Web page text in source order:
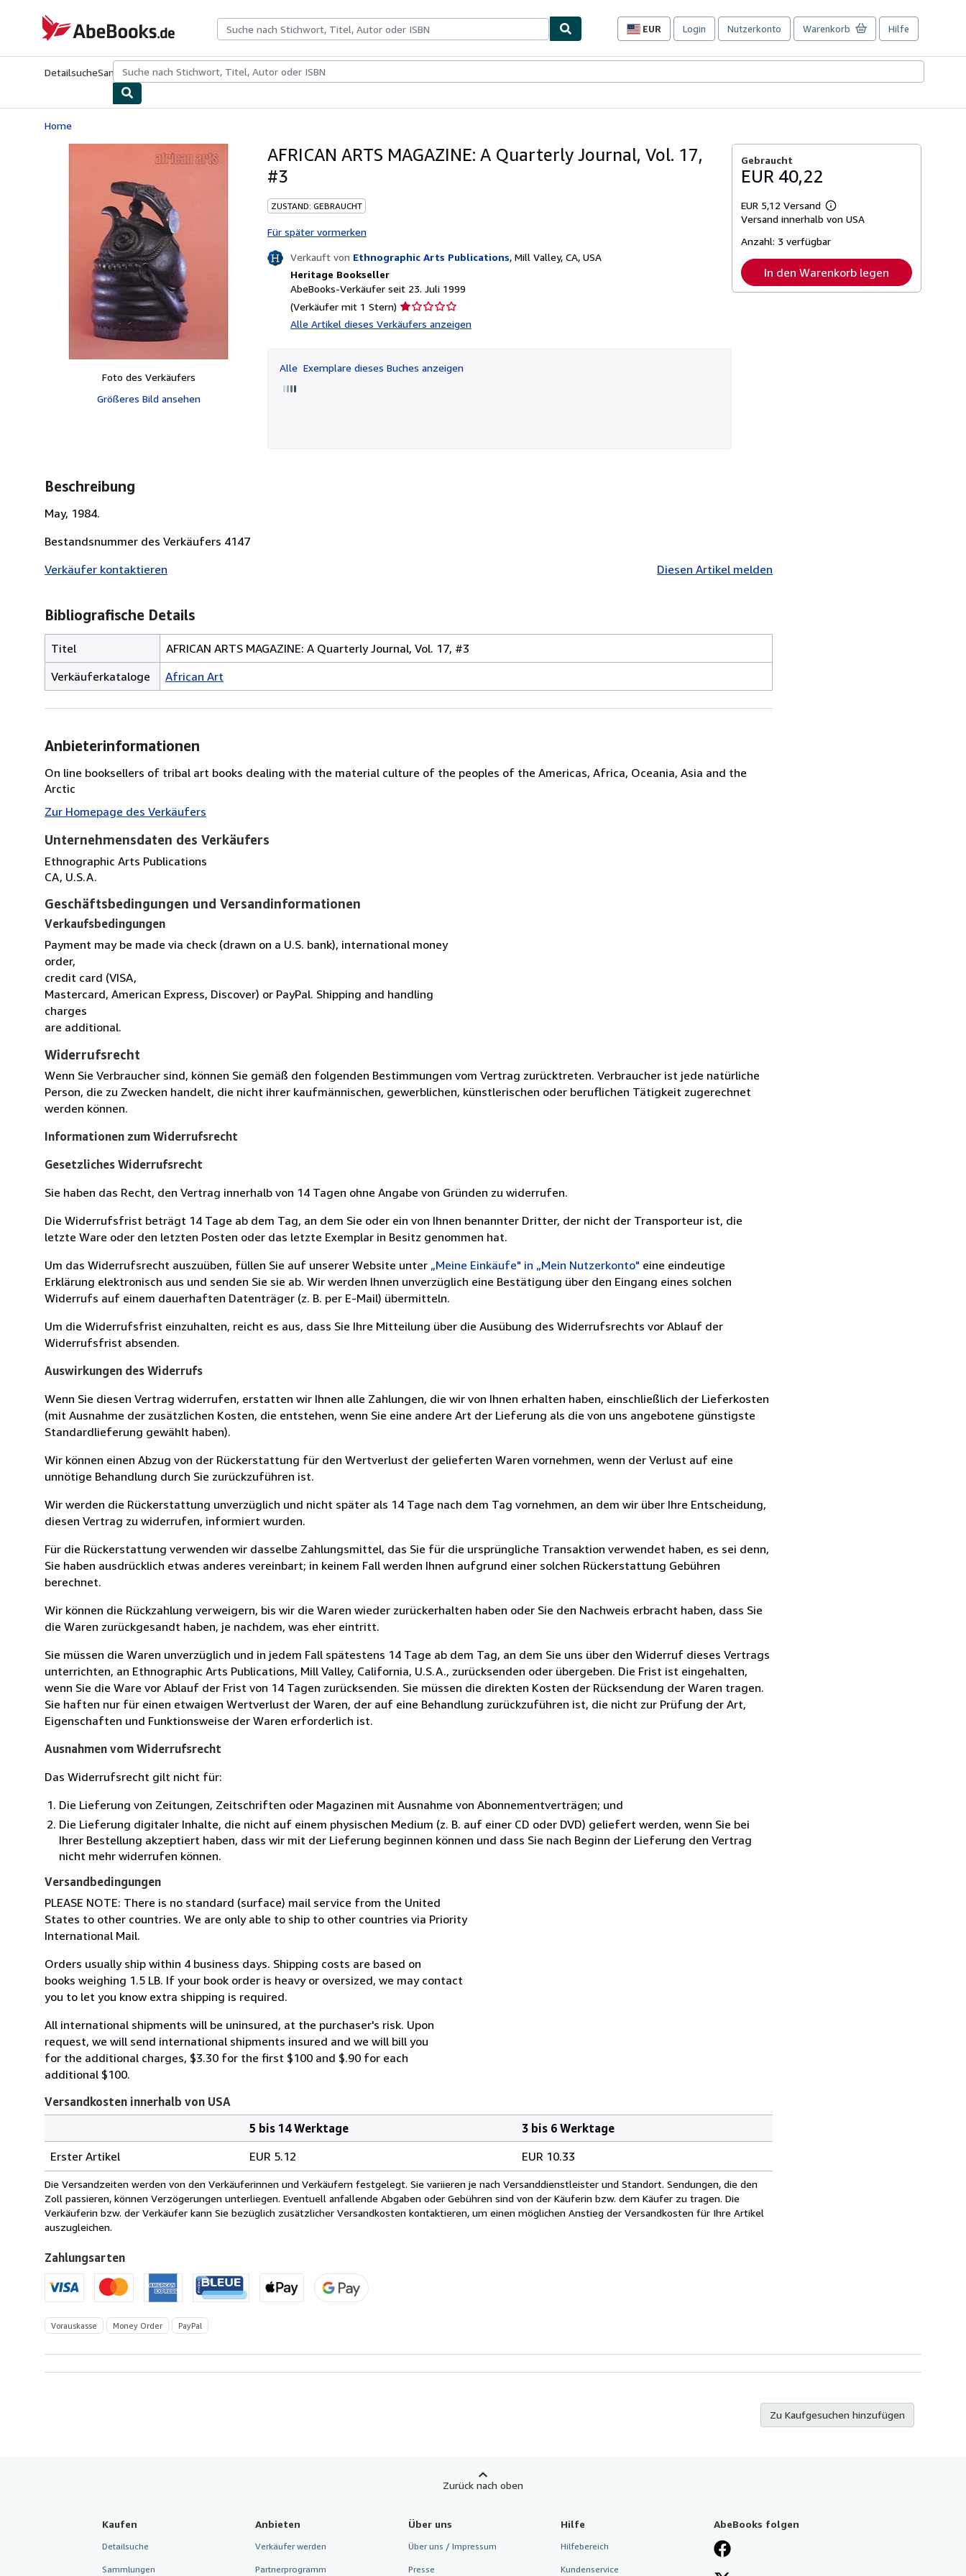
AbeBooks.de
EUR
Seite
Einkaufseinstellungen.
Login Nutzerkonto Warenkorb Hilfe
DetailsucheSammlungenAntiquarische BücherKunst & Sammlerstücke
Home
Foto des Verkäufers
Größeres Bild ansehen
AFRICAN ARTS MAGAZINE: A Quarterly Journal, Vol. 17,
#3
ZUSTAND: GEBRAUCHT
Für später vormerken
Verkauft von Ethnographic Arts Publications, Mill Valley, CA, USA
Heritage Bookseller
AbeBooks-Verkäufer seit 23. Juli 1999
(Verkäufer mit 1 Stern) Verkäuferbewertung
1
Sternen
Alle Artikel dieses Verkäufers anzeigen
Alle Exemplare dieses Buches anzeigen
Gebraucht
EUR 40,22
EUR 5,12 Versand
Weitere
Informationen
Versandkosten
Versand innerhalb von USA
Anzahl: 3 verfügbar
In den Warenkorb legen
Beschreibung
May, 1984.
Bestandsnummer des Verkäufers 4147
Verkäufer kontaktieren
Diesen Artikel melden
Bibliografische Details
Titel
AFRICAN ARTS MAGAZINE: A Quarterly Journal, Vol. 17, #3
Verkäuferkataloge
African Art
Anbieterinformationen
On line booksellers of tribal art books dealing with the material culture of the peoples of the Americas, Africa, Oceania, Asia and the
Arctic
Zur Homepage des Verkäufers
Unternehmensdaten des Verkäufers
Ethnographic Arts Publications
CA, U.S.A.
Geschäftsbedingungen und Versandinformationen
Verkaufsbedingungen
Payment may be made via check (drawn on a U.S. bank), international money
order,
credit card (VISA,
Mastercard, American Express, Discover) or PayPal. Shipping and handling
charges
are additional.
Widerrufsrecht
Wenn Sie Verbraucher sind, können Sie gemäß den folgenden Bestimmungen vom Vertrag zurücktreten. Verbraucher ist jede natürliche
Person, die zu Zwecken handelt, die nicht ihrer kaufmännischen, gewerblichen, künstlerischen oder beruflichen Tätigkeit zugerechnet
werden können.
Informationen zum Widerrufsrecht
Gesetzliches Widerrufsrecht
Sie haben das Recht, den Vertrag innerhalb von 14 Tagen ohne Angabe von Gründen zu widerrufen.
Die Widerrufsfrist beträgt 14 Tage ab dem Tag, an dem Sie oder ein von Ihnen benannter Dritter, der nicht der Transporteur ist, die
letzte Ware oder den letzten Posten oder das letzte Exemplar in Besitz genommen hat.
Um das Widerrufsrecht auszuüben, füllen Sie auf unserer Website unter „Meine Einkäufe" in „Mein Nutzerkonto" eine eindeutige
Erklärung elektronisch aus und senden Sie sie ab. Wir werden Ihnen unverzüglich eine Bestätigung über den Eingang eines solchen
Widerrufs auf einem dauerhaften Datenträger (z. B. per E-Mail) übermitteln.
Um die Widerrufsfrist einzuhalten, reicht es aus, dass Sie Ihre Mitteilung über die Ausübung des Widerrufsrechts vor Ablauf der
Widerrufsfrist absenden.
Auswirkungen des Widerrufs
Wenn Sie diesen Vertrag widerrufen, erstatten wir Ihnen alle Zahlungen, die wir von Ihnen erhalten haben, einschließlich der Lieferkosten
(mit Ausnahme der zusätzlichen Kosten, die entstehen, wenn Sie eine andere Art der Lieferung als die von uns angebotene günstigste
Standardlieferung gewählt haben).
Wir können einen Abzug von der Rückerstattung für den Wertverlust der gelieferten Waren vornehmen, wenn der Verlust auf eine
unnötige Behandlung durch Sie zurückzuführen ist.
Wir werden die Rückerstattung unverzüglich und nicht später als 14 Tage nach dem Tag vornehmen, an dem wir über Ihre Entscheidung,
diesen Vertrag zu widerrufen, informiert wurden.
Für die Rückerstattung verwenden wir dasselbe Zahlungsmittel, das Sie für die ursprüngliche Transaktion verwendet haben, es sei denn,
Sie haben ausdrücklich etwas anderes vereinbart; in keinem Fall werden Ihnen aufgrund einer solchen Rückerstattung Gebühren
berechnet.
Wir können die Rückzahlung verweigern, bis wir die Waren wieder zurückerhalten haben oder Sie den Nachweis erbracht haben, dass Sie
die Waren zurückgesandt haben, je nachdem, was eher eintritt.
Sie müssen die Waren unverzüglich und in jedem Fall spätestens 14 Tage ab dem Tag, an dem Sie uns über den Widerruf dieses Vertrags
unterrichten, an Ethnographic Arts Publications, Mill Valley, California, U.S.A., zurücksenden oder übergeben. Die Frist ist eingehalten,
wenn Sie die Ware vor Ablauf der Frist von 14 Tagen zurücksenden. Sie müssen die direkten Kosten der Rücksendung der Waren tragen.
Sie haften nur für einen etwaigen Wertverlust der Waren, der auf eine Behandlung zurückzuführen ist, die nicht zur Prüfung der Art,
Eigenschaften und Funktionsweise der Waren erforderlich ist.
Ausnahmen vom Widerrufsrecht
Das Widerrufsrecht gilt nicht für:
Die Lieferung von Zeitungen, Zeitschriften oder Magazinen mit Ausnahme von Abonnementverträgen; und
Die Lieferung digitaler Inhalte, die nicht auf einem physischen Medium (z. B. auf einer CD oder DVD) geliefert werden, wenn Sie bei
Ihrer Bestellung akzeptiert haben, dass wir mit der Lieferung beginnen können und dass Sie nach Beginn der Lieferung den Vertrag
nicht mehr widerrufen können.
Versandbedingungen
PLEASE NOTE: There is no standard (surface) mail service from the United
States to other countries. We are only able to ship to other countries via Priority
International Mail.
Orders usually ship within 4 business days. Shipping costs are based on
books weighing 1.5 LB. If your book order is heavy or oversized, we may contact
you to let you know extra shipping is required.
All international shipments will be uninsured, at the purchaser's risk. Upon
request, we will send international shipments insured and we will bill you
for the additional charges, $3.30 for the first $100 and $.90 for each
additional $100.
Versandkosten innerhalb von USA
innerhalb
von
USA
5 bis 14 Werktage
3 bis 6 Werktage
Erster Artikel
EUR 5.12 EUR 10.33
Die Versandzeiten werden von den Verkäuferinnen und Verkäufern festgelegt. Sie variieren je nach Versanddienstleister und Standort. Sendungen, die den
Zoll passieren, können Verzögerungen unterliegen. Eventuell anfallende Abgaben oder Gebühren sind von der Käuferin bzw. dem Käufer zu tragen. Die
Verkäuferin bzw. der Verkäufer kann Sie bezüglich zusätzlicher Versandkosten kontaktieren, um einen möglichen Anstieg der Versandkosten für Ihre Artikel
auszugleichen.
Zahlungsarten
Vorauskasse Money Order PayPal
Zu Kaufgesuchen hinzufügen
Zurück nach oben
Kaufen
Detailsuche
Sammlungen
Anbieten
Verkäufer werden
Partnerprogramm
Über uns
Über uns / Impressum
Presse
Hilfe
Hilfebereich
Kundenservice
AbeBooks folgen